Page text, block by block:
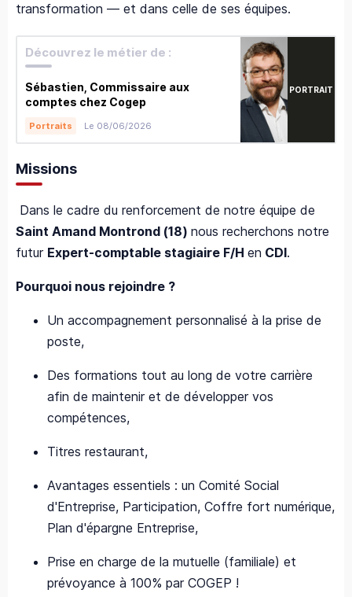
transformation — et dans celle de ses équipes.
Découvrez le métier de :
Sébastien, Commissaire aux
comptes chez Cogep
Portraits Le 08/06/2026
PORTRAIT
Missions
Dans le cadre du renforcement de notre équipe de
Saint Amand Montrond (18) nous recherchons notre
futur Expert-comptable stagiaire F/H en CDI.
Pourquoi nous rejoindre ?
Un accompagnement personnalisé à la prise de
poste,
Des formations tout au long de votre carrière
afin de maintenir et de développer vos
compétences,
Titres restaurant,
Avantages essentiels : un Comité Social
d'Entreprise, Participation, Coffre fort numérique,
Plan d'épargne Entreprise,
Prise en charge de la mutuelle (familiale) et
prévoyance à 100% par COGEP !